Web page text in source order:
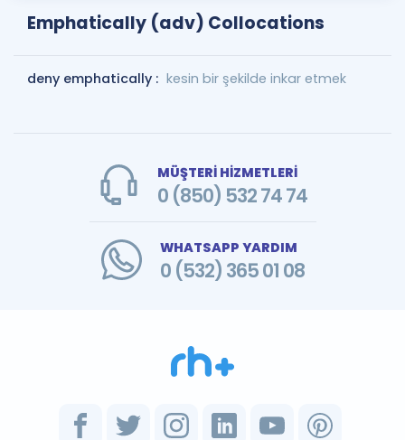
Emphatically (adv) Collocations
deny emphatically : kesin bir şekilde inkar etmek
MÜŞTERİ HİZMETLERİ
0 (850) 532 74 74
WHATSAPP YARDIM
0 (532) 365 01 08